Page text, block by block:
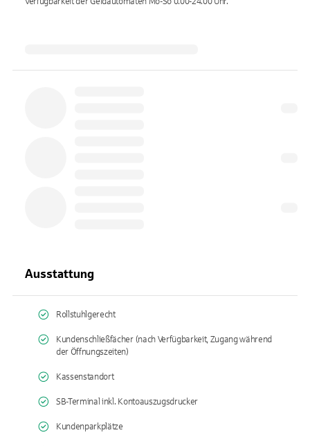
Ausstattung
Rollstuhlgerecht
Kundenschließfächer (nach Verfügbarkeit, Zugang während
der Öffnungszeiten)
Kassenstandort
SB-Terminal inkl. Kontoauszugsdrucker
Kundenparkplätze